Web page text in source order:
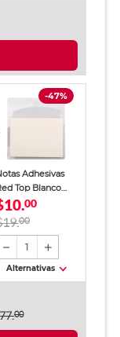
-47%
Adhesivas
Top Blanco
100
00
00
1
Alternativas
00